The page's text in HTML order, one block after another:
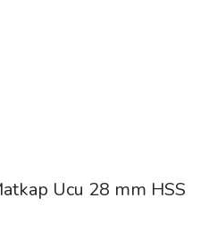
Ucu 28 mm HSS